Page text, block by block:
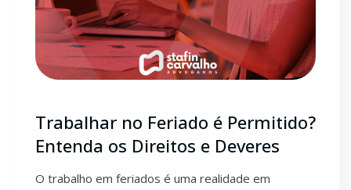
Trabalhar no Feriado é Permitido?
Entenda os Direitos e Deveres
O trabalho em feriados é uma realidade em